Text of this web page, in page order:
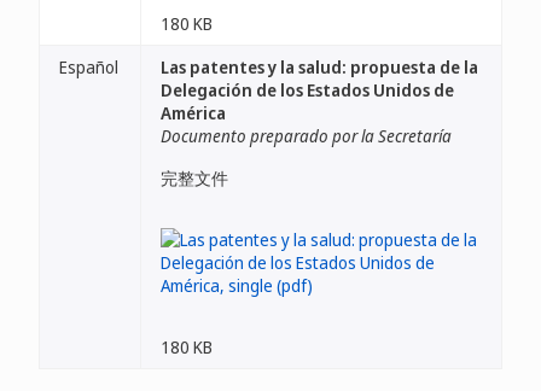
180 KB
Español
Las patentes y la salud: propuesta de la
Delegación de los Estados Unidos de
América
Documento preparado por la Secretaría
完整文件
180 KB